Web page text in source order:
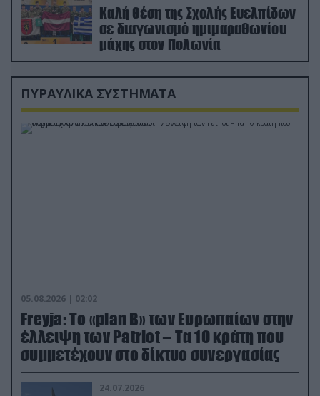
Καλή θέση της Σχολής Ευελπίδων
σε διαγωνισμό ημιμαραθωνίου
μάχης στον Πολωνία
ΠΥΡΑΥΛΙΚΑ ΣΥΣΤΗΜΑΤΑ
05.08.2026 | 02:02
Freyja: Το «plan Β» των Ευρωπαίων στην
έλλειψη των Patriot – Τα 10 κράτη που
συμμετέχουν στο δίκτυο συνεργασίας
24.07.2026